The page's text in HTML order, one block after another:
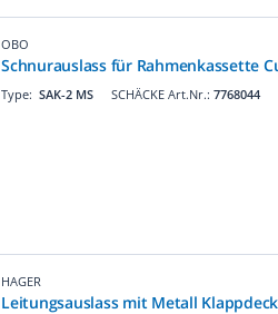
OBO
Schnurauslass für Rahmenkassette
SCHÄCKE Art.Nr.: 7768044
Type: SAK-2 MS
HAGER
Leitungsauslass mit Metall